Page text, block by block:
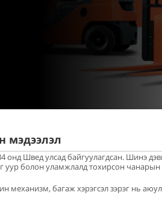
мэдээлэл
онд Швед улсад байгуулагдсан. Шинэ
уур болон уламжлалд тохирсон
механизм, багаж хэрэгсэл зэрэг нь